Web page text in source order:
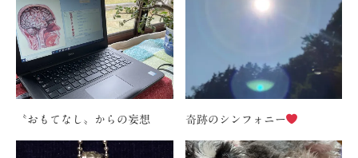
〝おもてなし〟からの妄想 奇跡のシンフォニー